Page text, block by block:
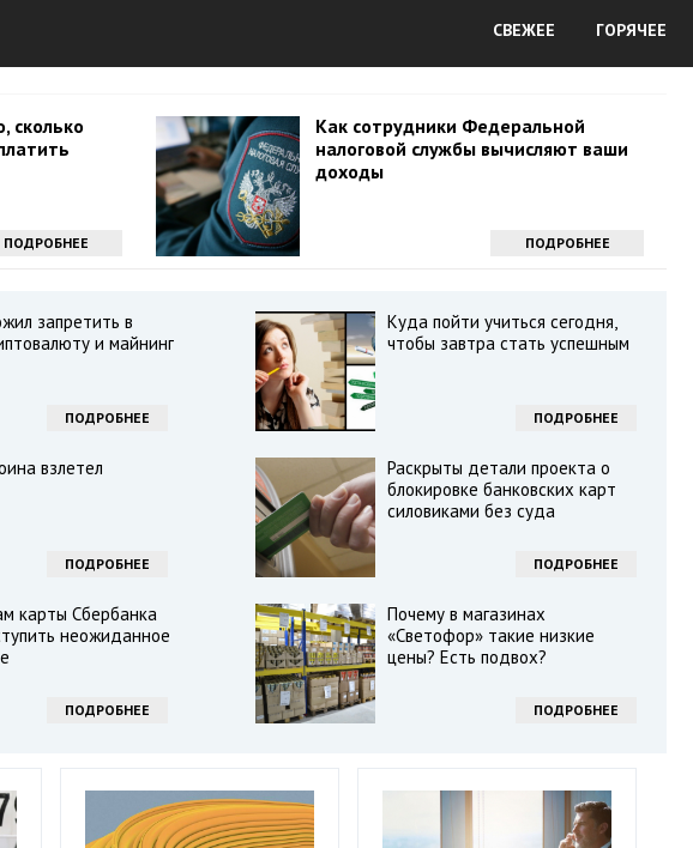
СВЕЖЕЕ ГОРЯЧЕЕ
сколько
ПОДРОБНЕЕ
Как сотрудники Федеральной
налоговой службы вычисляют ваши
доходы
ПОДРОБНЕЕ
запретить в
и майнинг
ПОДРОБНЕЕ
Куда пойти учиться сегодня,
чтобы завтра стать успешным
ПОДРОБНЕЕ
взлетел
ПОДРОБНЕЕ
Раскрыты детали проекта о
блокировке банковских карт
силовиками без суда
ПОДРОБНЕЕ
карты Сбербанка
неожиданное
ПОДРОБНЕЕ
Почему в магазинах
«Светофор» такие низкие
цены? Есть подвох?
ПОДРОБНЕЕ